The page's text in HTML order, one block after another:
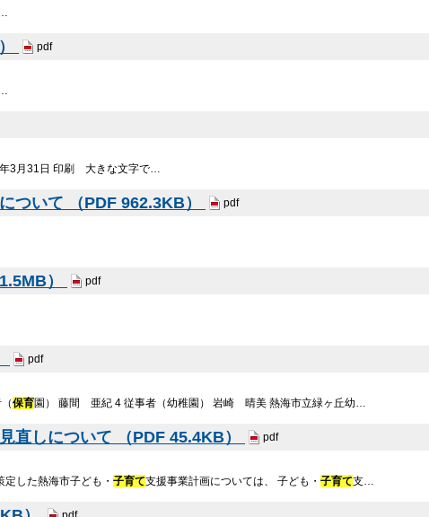
pdf
3月31日 印刷 大きな文字で…
ついて （PDF 962.3KB） pdf
） pdf
pdf
（保育園） 藤間 亜紀 4 従事者（幼稚園） 岩崎 晴美 熱海市立緑ヶ丘幼…
直しについて （PDF 45.4KB） pdf
定した熱海市子ども・子育て支援事業計画については、 子ども・子育て支…